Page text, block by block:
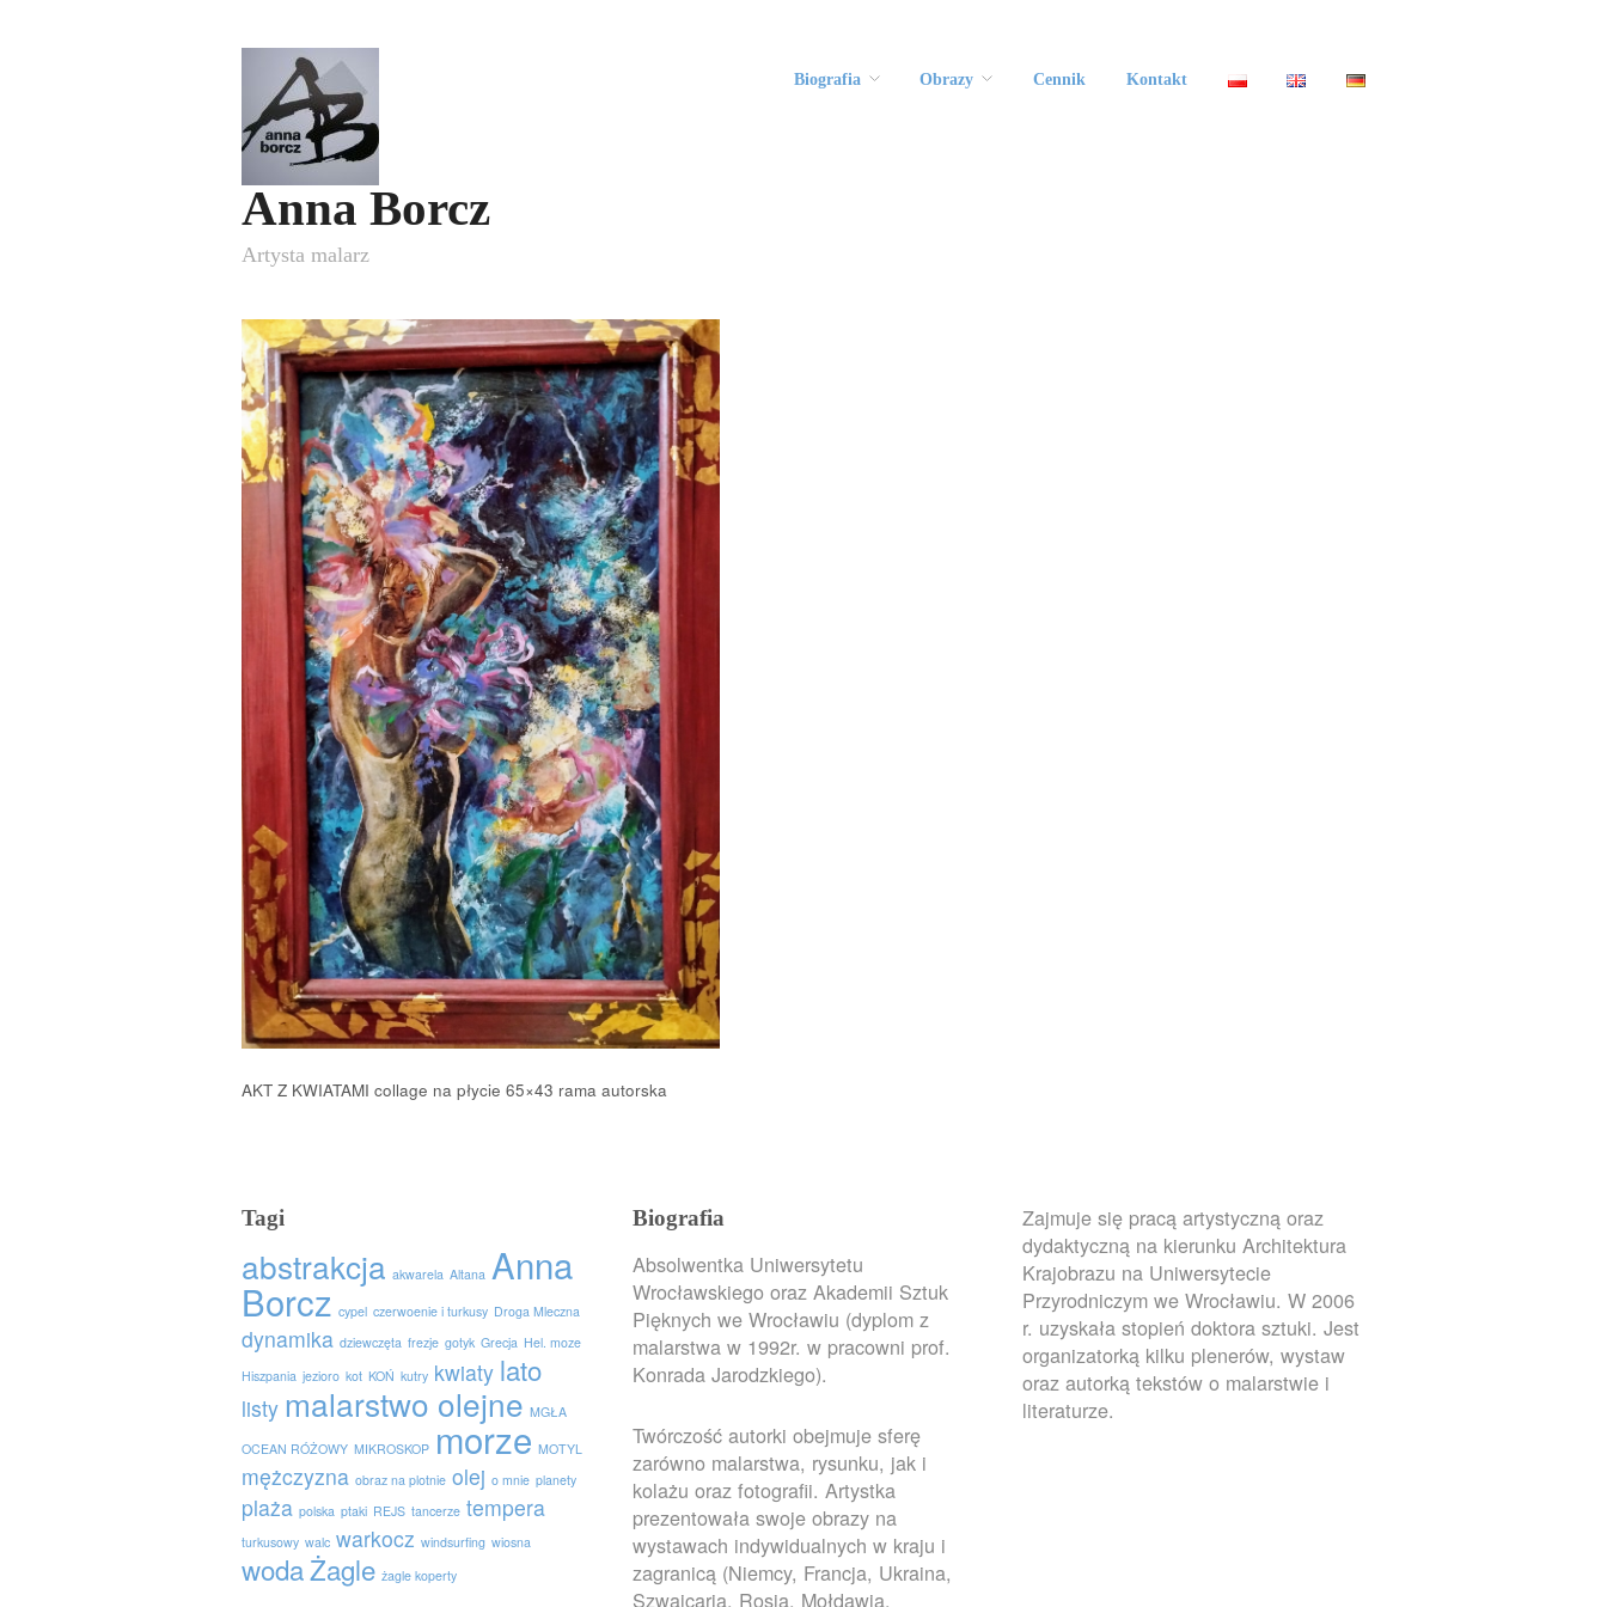
Anna Borcz
Artysta malarz
Biografia Obrazy Cennik Kontakt
AKT Z KWIATAMI collage na płycie 65×43 rama autorska
Tagi
abstrakcja akwarela Altana Anna
Borcz cypel czerwoenie i turkusy Droga Mleczna
dynamika dziewczęta frezje gotyk Grecja Hel. moze
Hiszpania jezioro kot KOŃ kutry kwiaty lato
listy malarstwo olejne MGŁA
OCEAN RÓŻOWY MIKROSKOP morze MOTYL
mężczyzna obraz na plotnie olej o mnie planety
plaża polska ptaki REJS tancerze tempera
turkusowy walc warkocz windsurfing wiosna
wodaŻagle żagle koperty
Biografia
Absolwentka Uniwersytetu
Wrocławskiego oraz Akademii Sztuk
Pięknych we Wrocławiu (dyplom z
malarstwa w 1992r. w pracowni prof.
Konrada Jarodzkiego).
Twórczość autorki obejmuje sferę
zarówno malarstwa, rysunku, jak i
kolażu oraz fotografii. Artystka
prezentowała swoje obrazy na
wystawach indywidualnych w kraju i
zagranicą (Niemcy, Francja, Ukraina,
Szwajcaria, Rosja, Mołdawia,
Zajmuje się pracą artystyczną oraz
dydaktyczną na kierunku Architektura
Krajobrazu na Uniwersytecie
Przyrodniczym we Wrocławiu. W 2006
r. uzyskała stopień doktora sztuki. Jest
organizatorką kilku plenerów, wystaw
oraz autorką tekstów o malarstwie i
literaturze.